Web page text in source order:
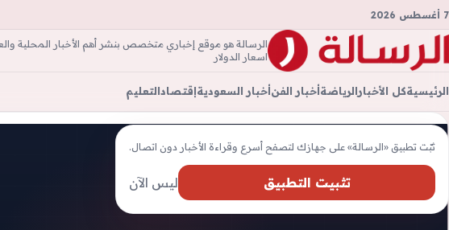
7 أغسطس 2026
الرسالة
الرسالة هو موقع إخباري متخصص بنشر أهم الأخبار المحلية
اسعار الدولار
الرئيسيةكل الأخبارالرياضةأخبار الفنأخبار السعوديةإقتصادالتعليم
ثبّت تطبيق «الرسالة» على جهازك لتصفح أسرع وقراءة الأخبار دون اتصال.
تثبيت التطبيق ليس الآن